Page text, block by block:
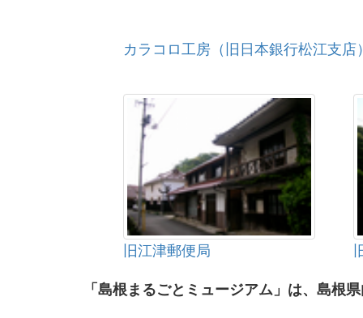
カラコロ工房（旧日本銀行松江支店
旧江津郵便局
「島根まるごとミュージアム」は、島根